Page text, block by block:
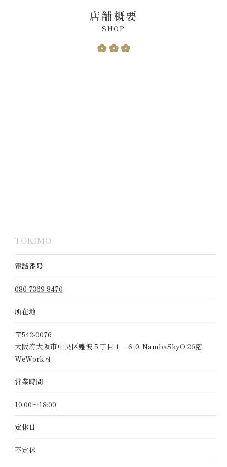
店舗概要
SHOP
TOKIMO
電話番号
080-7369-8470
所在地
〒542-0076
大阪府大阪市中央区難波５丁目１−６０ NambaSkyO 26階
WeWork内
営業時間
10:00～18:00
定休日
不定休